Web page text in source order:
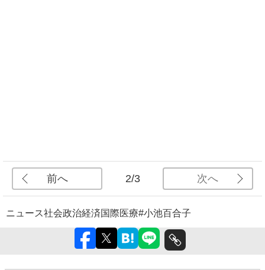
前へ 2/3 次へ
ニュース社会政治経済国際医療#小池百合子